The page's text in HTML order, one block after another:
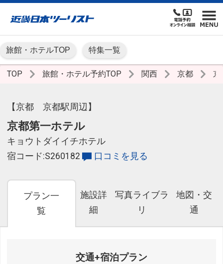
旅館・ホテルTOP 特集一覧
TOP 旅館・ホテル予約TOP 関西 京都 京
【京都 京都駅周辺】
京都第一ホテル
キョウトダイイチホテル
宿コード:S260182
口コミを見る
プラン一
覧
施設詳
細
写真ライブラ
リ
地図・交
通
交通+宿泊プラン